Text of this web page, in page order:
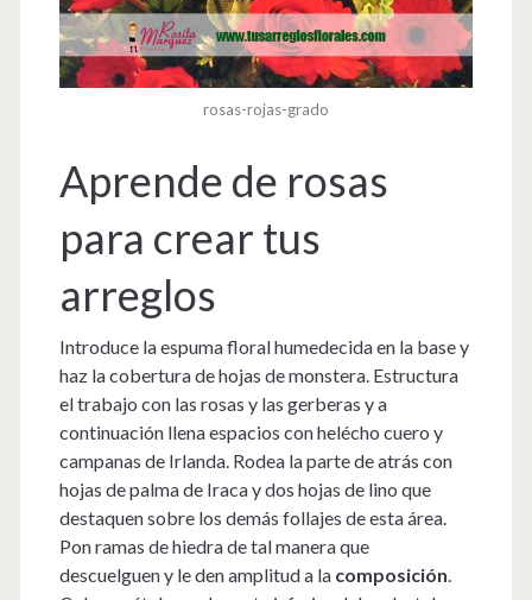
rosas-rojas-grado
Aprende de rosas
para crear tus
arreglos
Introduce la espuma floral humedecida en la base y
haz la cobertura de hojas de monstera. Estructura
el trabajo con las rosas y las gerberas y a
continuación llena espacios con helécho cuero y
campanas de Irlanda. Rodea la parte de atrás con
hojas de palma de Iraca y dos hojas de lino que
destaquen sobre los demás follajes de esta área.
Pon ramas de hiedra de tal manera que
descuelguen y le den amplitud a la composición.